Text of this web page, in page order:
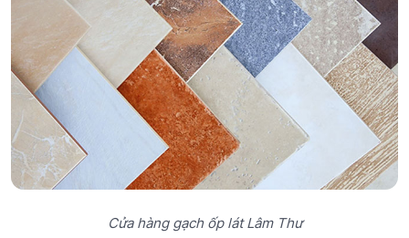
Cửa hàng gạch ốp lát Lâm Thư